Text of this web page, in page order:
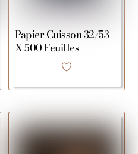
Papier Cuisson 32/53
X 500 Feuilles